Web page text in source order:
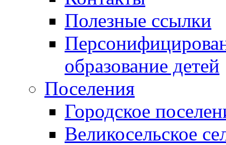
Полезные ссылки
образование детей
Поселения
Городское
Великосельское